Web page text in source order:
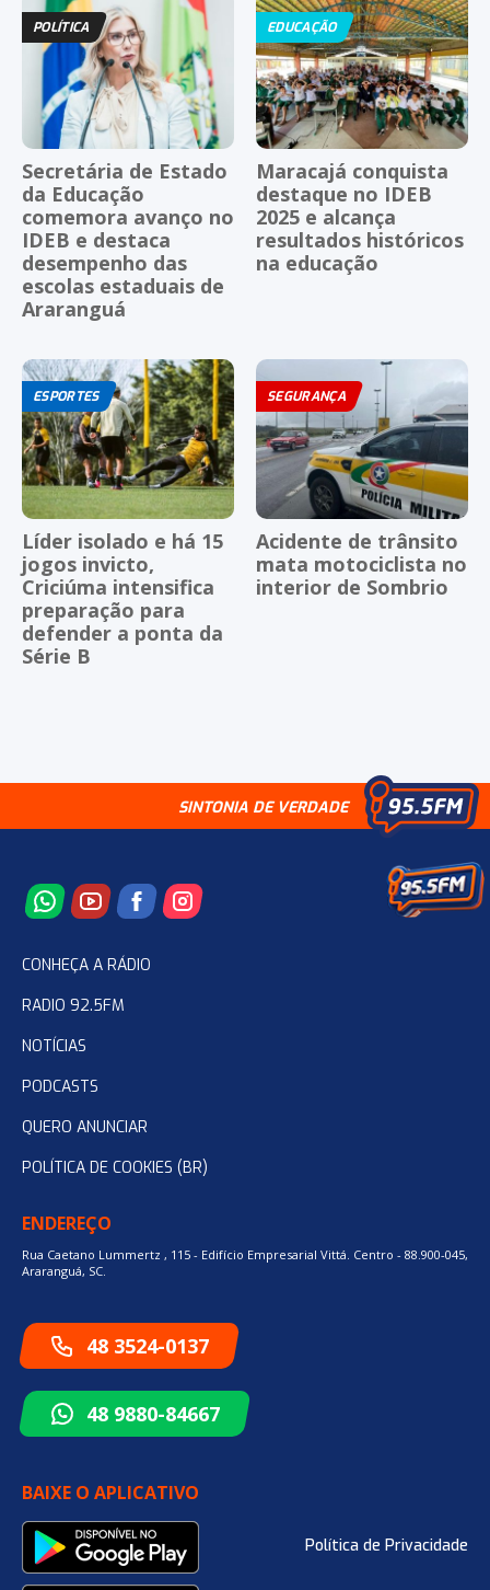
POLÍTICA
Secretária de Estado
da Educação
comemora avanço no
IDEB e destaca
desempenho das
escolas estaduais de
Araranguá
EDUCAÇÃO
Maracajá conquista
destaque no IDEB
2025 e alcança
resultados históricos
na educação
ESPORTES
Líder isolado e há 15
jogos invicto,
Criciúma intensifica
preparação para
defender a ponta da
Série B
SEGURANÇA
Acidente de trânsito
mata motociclista no
interior de Sombrio
SINTONIA DE VERDADE
CONHEÇA A RÁDIO
RADIO 92.5FM
NOTÍCIAS
PODCASTS
QUERO ANUNCIAR
POLÍTICA DE COOKIES (BR)
ENDEREÇO
Rua Caetano Lummertz , 115 - Edifício Empresarial Vittá. Centro - 88.900-045,
Araranguá, SC.
48 3524-0137
48 9880-84667
BAIXE O APLICATIVO
Política de Privacidade